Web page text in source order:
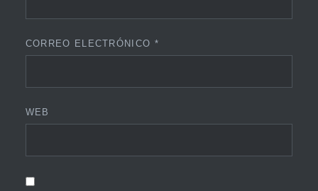
CORREO ELECTRÓNICO *
WEB